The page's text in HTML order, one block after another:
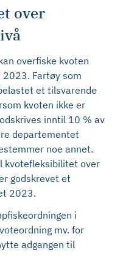
over
overfiske kvoten
Fartøy som
et tilsvarende
kvoten ikke er
inntil 10 % av
departementet
noe annet.
kvotefleksibilitet over
godskrevet et
2023.
i
mv. for
adgangen til